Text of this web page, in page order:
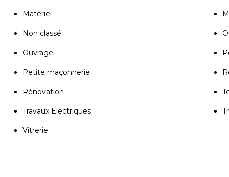
Matériel
Non classé
Ouvrage
Petite maçonnerie
Rénovation
Travaux Electriques
Vitrerie